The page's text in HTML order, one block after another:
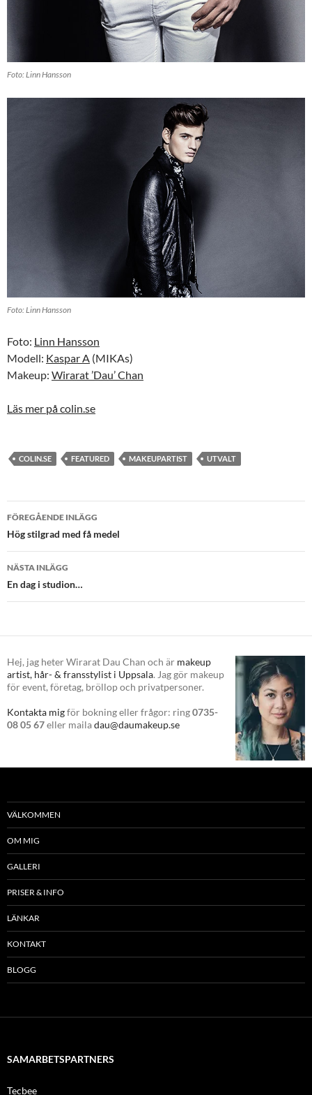
Foto: Linn Hansson
Foto: Linn Hansson
Foto: Linn Hansson
Modell: Kaspar A (MIKAs)
Makeup: Wirarat ’Dau’ Chan
Läs mer på colin.se
COLIN.SE FEATURED MAKEUPARTIST UTVALT
Inläggsnavigering
FÖREGÅENDE INLÄGG
Hög stilgrad med få medel
NÄSTA INLÄGG
En dag i studion…
Hej, jag heter Wirarat Dau Chan och är makeup
artist, hår- & fransstylist i Uppsala. Jag gör makeup
för event, företag, bröllop och privatpersoner.
Kontakta migför bokning eller frågor: ring0735-
08 05 67eller mailadau@daumakeup.se
VÄLKOMMEN
OM MIG
GALLERI
PRISER & INFO
LÄNKAR
KONTAKT
BLOGG
SAMARBETSPARTNERS
Tecbee